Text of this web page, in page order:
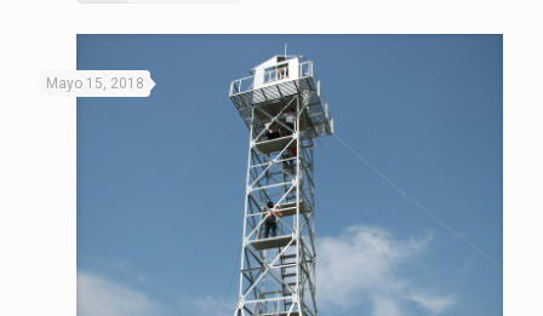
Mayo 15, 2018